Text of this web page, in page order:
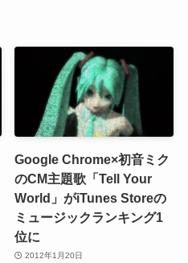
Google Chrome×初音ミク
のCM主題歌「Tell Your
World」がiTunes Storeの
ミュージックランキング1
位に
2012年1月20日